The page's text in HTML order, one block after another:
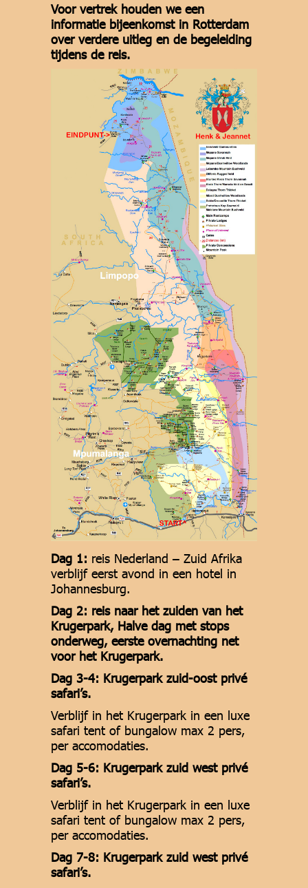
Voor vertrek houden we een
informatie bijeenkomst in Rotterdam
over verdere uitleg en de begeleiding
tijdens de reis.
Dag 1: reis Nederland – Zuid Afrika
verblijf eerst avond in een hotel in
Johannesburg.
Dag 2: reis naar het zuiden van het
Krugerpark, Halve dag met stops
onderweg, eerste overnachting net
voor het Krugerpark.
Dag 3-4: Krugerpark zuid-oost privé
safari’s.
Verblijf in het Krugerpark in een luxe
safari tent of bungalow max 2 pers,
per accomodaties.
Dag 5-6: Krugerpark zuid west privé
safari’s.
Verblijf in het Krugerpark in een luxe
safari tent of bungalow max 2 pers,
per accomodaties.
Dag 7-8: Krugerpark zuid west privé
safari’s.